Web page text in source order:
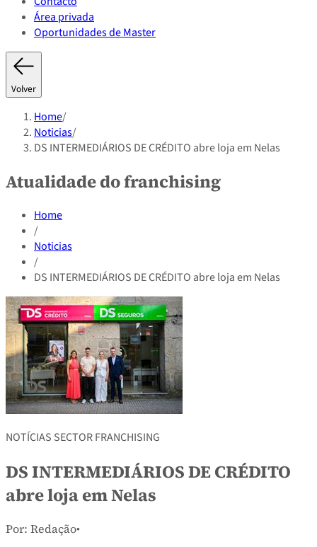
Área privada
Oportunidades de Master
Volver
Home/
Noticias/
DS INTERMEDIÁRIOS DE CRÉDITO abre loja em Nelas
Atualidade do franchising
Home
/
Noticias
/
DS INTERMEDIÁRIOS DE CRÉDITO abre loja em Nelas
NOTÍCIAS SECTOR FRANCHISING
DS INTERMEDIÁRIOS DE CRÉDITO
abre loja em Nelas
Por: Redação•